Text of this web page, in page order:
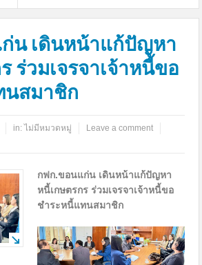
น เดินหน้าแก้ปัญหา
ร่วมเจรจาเจ้าหนี้ขอ
นสมาชิก
in:ไม่มีหมวดหมู่
Leave a comment
กฟก.ขอนแก่น เดินหน้าแก้ปัญหา
หนี้เกษตรกร ร่วมเจรจาเจ้าหนี้ขอ
ชำระหนี้แทนสมาชิก